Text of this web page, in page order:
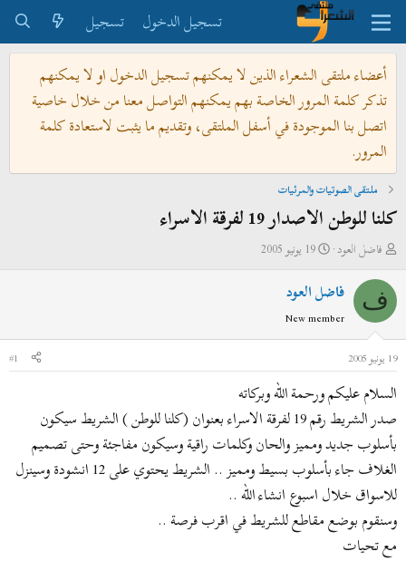
تسجيل الدخول
تسجيل
أعضاء ملتقى الشعراء الذين لا يمكنهم تسجيل الدخول او لا يمكنهم
تذكر كلمة المرور الخاصة بهم يمكنهم التواصل معنا من خلال خاصية
اتصل بنا الموجودة في أسفل الملتقى، وتقديم ما يثبت لاستعادة كلمة
المرور.
ملتقى الصوتيات والمرئيات
كلنا للوطن الاصدار 19 لفرقة الاسراء
ب
د
ئ
م
و
ض
و
ع
فاضل العود
ت
ر
ل
ب
د
19 يونيو 2005
ف فاضل العود
New member
19 يونيو 2005
#1
السلام عليكم ورحمة الله وبركاته
صدر الشريط رقم 19 لفرقة الاسراء بعنوان (كلنا للوطن ) الشريط سيكون
بأسلوب جديد ومميز والحان وكلمات راقية وسيكون مفاجئة وحتى تصميم
الغلاف جاء بأسلوب بسيط ومميز .. الشريط يحتوي على 12 انشودة وسينزل
للاسواق خلال اسبوع انشاء الله ..
وسنقوم بوضع مقاطع للشريط في اقرب فرصة ..
مع تحيات